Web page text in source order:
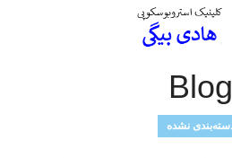
Blog
نشده